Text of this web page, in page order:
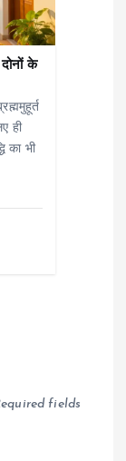
के
ही
का भी
fields